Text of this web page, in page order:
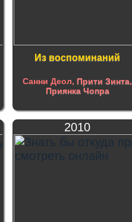
Из воспоминаний
Санни Деол,Прити Зинта,
Приянка Чопра
2010